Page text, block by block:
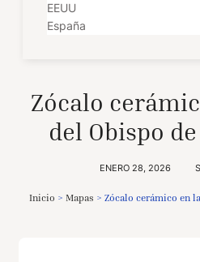
EEUU
España
Zócalo
del Obispo
ENERO 28, 2026
Inicio > Mapas > Zócalo cerámico en